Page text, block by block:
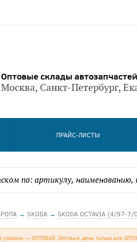
Оптовые склады
Москва, Санкт-Петербург,
ПРАЙС-ЛИСТЫ
→ SKODA → SKODA OCTAVIA (4/97-
— ОПТОВАЯ. Оптовые цены только для